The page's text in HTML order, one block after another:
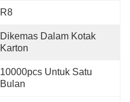
R8
Dikemas Dalam Kotak
Karton
10000pcs Untuk Satu
Bulan